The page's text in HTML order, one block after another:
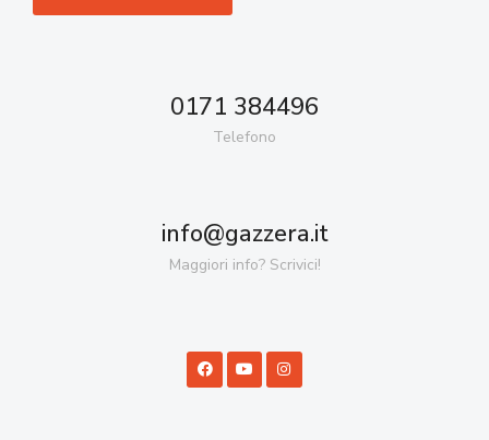
0171 384496
Telefono
info@gazzera.it
Maggiori info? Scrivici!